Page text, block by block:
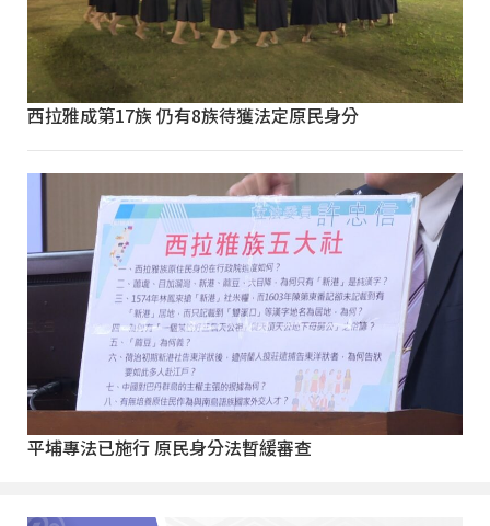
西拉雅成第17族 仍有8族待獲法定原民身分
平埔專法已施行 原民身分法暫緩審查